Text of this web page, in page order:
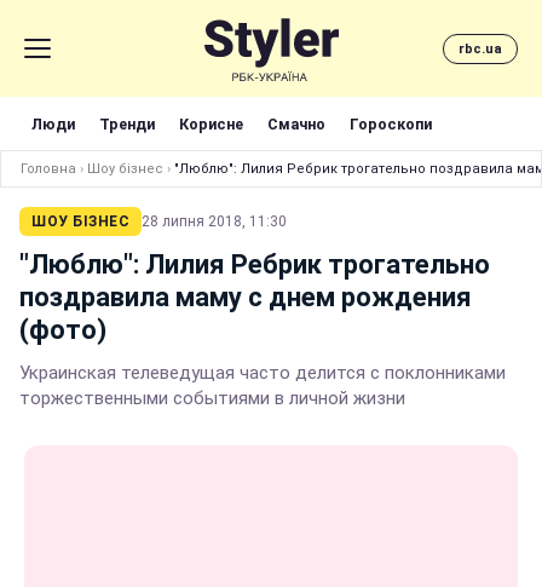
rbc.ua
Люди Тренди Корисне Смачно Гороскопи
Головна › Шоу бізнес › "Люблю": Лилия Ребрик трогательно поздравила
ШОУ БІЗНЕС 28 липня 2018, 11:30
"Люблю": Лилия Ребрик трогательно
поздравила маму с днем рождения
(фото)
Украинская телеведущая часто делится с поклонниками
торжественными событиями в личной жизни